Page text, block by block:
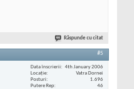
Răspunde cu citat
#5
Data înscrierii
4th January 2006
Locaţie
Vatra Dornei
Posturi
1.696
Putere Rep
46